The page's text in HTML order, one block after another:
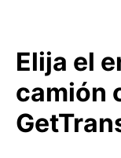
Elija el
camión